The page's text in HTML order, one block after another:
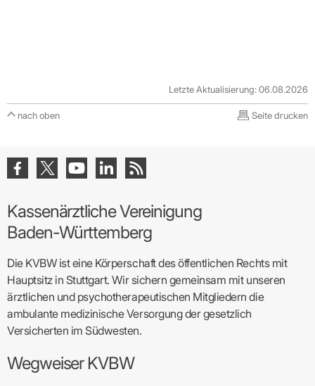
Letzte Aktualisierung: 06.08.2026
nach oben Seite drucken
Kassenärztliche Vereinigung
Baden-Württemberg
Die KVBW ist eine Körperschaft des öffentlichen Rechts mit
Hauptsitz in Stuttgart. Wir sichern gemeinsam mit unseren
ärztlichen und psychotherapeutischen Mitgliedern die
ambulante medizinische Versorgung der gesetzlich
Versicherten im Südwesten.
Wegweiser KVBW